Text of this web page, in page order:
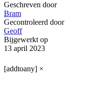
Geschreven door
Bram
Gecontroleerd door
Geoff
Bijgewerkt op
13 april 2023
[addtoany] ×